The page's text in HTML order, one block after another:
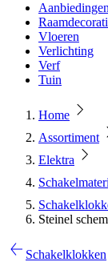
Aanbiedingen
Vloeren
Verlichting
Verf
Tuin
Home
Assortiment
Elektra
Steinel
Schakelklokken